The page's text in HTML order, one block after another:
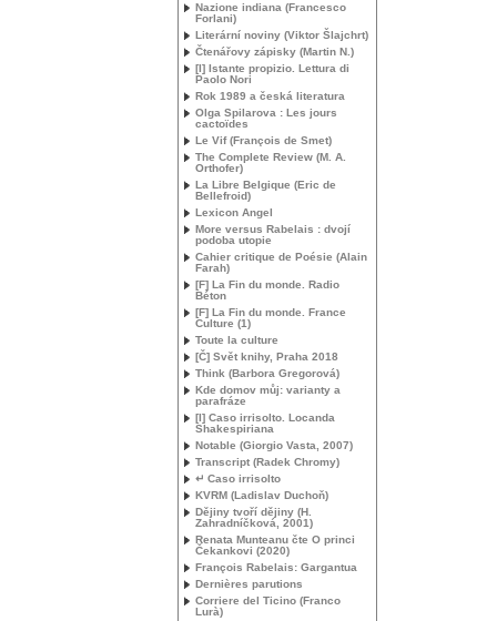
Nazione indiana (Francesco
Forlani)
Literární noviny (Viktor Šlajchrt)
Čtenářovy zápisky (Martin N.)
[I] Istante propizio. Lettura di
Paolo Nori
Rok 1989 a česká literatura
Olga Spilarova : Les jours
cactoïdes
Le Vif (François de Smet)
The Complete Review (M. A.
Orthofer)
La Libre Belgique (Eric de
Bellefroid)
Lexicon Angel
More versus Rabelais : dvojí
podoba utopie
Cahier critique de Poésie (Alain
Farah)
[F] La Fin du monde. Radio
Béton
[F] La Fin du monde. France
Culture (1)
Toute la culture
[Č] Svět knihy, Praha 2018
Think (Barbora Gregorová)
Kde domov můj: varianty a
parafráze
[I] Caso irrisolto. Locanda
Shakespiriana
Notable (Giorgio Vasta, 2007)
Transcript (Radek Chromy)
↵ Caso irrisolto
KVRM (Ladislav Duchoň)
Dějiny tvoří dějiny (H.
Zahradníčková, 2001)
Renata Munteanu čte O princi
Čekankovi (2020)
François Rabelais: Gargantua
Dernières parutions
Corriere del Ticino (Franco
Lurà)